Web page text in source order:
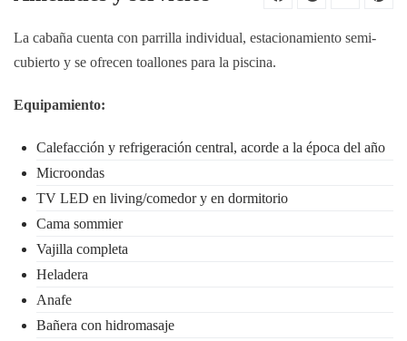
La cabaña cuenta con parrilla individual, estacionamiento semi-
cubierto y se ofrecen toallones para la piscina.
Equipamiento:
Calefacción y refrigeración central, acorde a la época del año
Microondas
TV LED en living/comedor y en dormitorio
Cama sommier
Vajilla completa
Heladera
Anafe
Bañera con hidromasaje